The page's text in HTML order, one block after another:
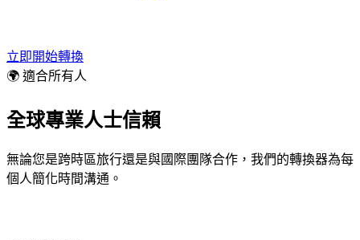
立即開始轉換
🌍 適合所有人
全球專業人士信賴
無論您是跨時區旅行還是與國際團隊合作，我們的轉換器為每
個人簡化時間溝通。